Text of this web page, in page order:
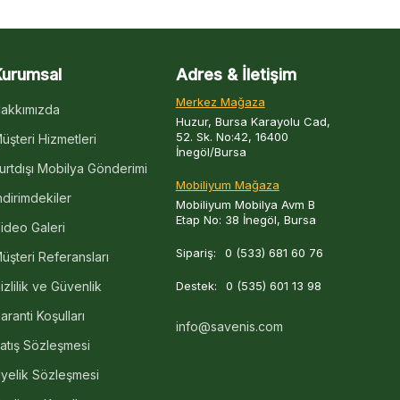
Hizmetleri
Mobilya Gönderimi
Galeri
Referansları
ve Güvenlik
Koşulları
Sözleşmesi
Sözleşmesi
Adres & İletişim
Merkez Mağaza
Huzur, Bursa Karayolu Cad,
52. Sk. No:42, 16400
İnegöl/Bursa
Mobiliyum Mağaza
Mobiliyum Mobilya Avm B
Etap No: 38 İnegöl, Bursa
Sipariş: 0 (533) 681 60 76
Destek: 0 (535) 601 13 98
info@savenis.com